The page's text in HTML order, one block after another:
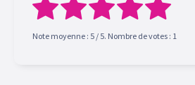
Note moyenne : 5 / 5. Nombre de votes : 1